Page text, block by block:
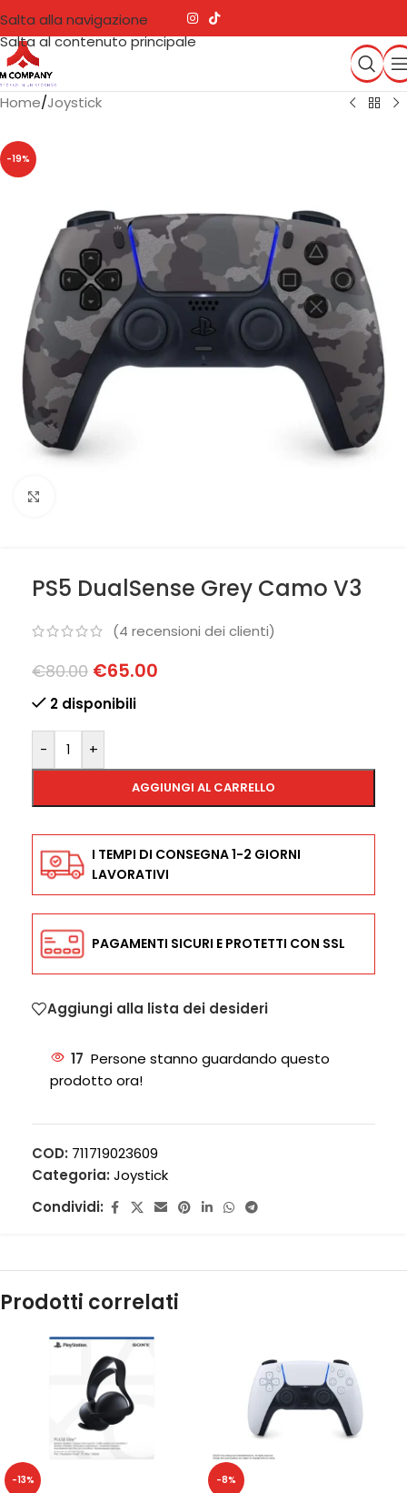
Salta alla navigazione
Salta al contenuto principale
Home/Joystick
-19%
PS5 DualSense Grey Camo V3
(4 recensioni dei clienti)
€80.00 €65.00
2 disponibili
- +
AGGIUNGI AL CARRELLO
I TEMPI DI CONSEGNA 1-2 GIORNI
LAVORATIVI
PAGAMENTI SICURI E PROTETTI CON SSL
Aggiungi alla lista dei desideri
17 Persone stanno guardando questo
prodotto ora!
COD: 711719023609
Categoria: Joystick
Condividi:
Prodotti correlati
-13% -8%